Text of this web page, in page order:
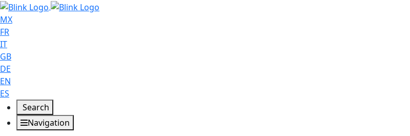
MX
FR
IT
GB
DE
EN
ES
Search
Navigation